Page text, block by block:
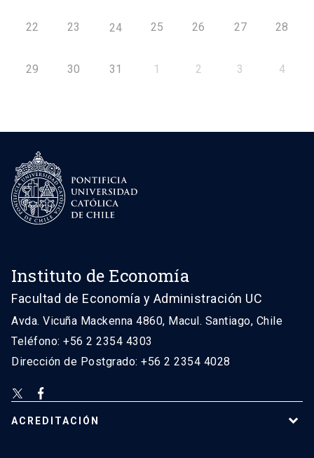
22 23 24 25 26 27 28
29 30 31 1 2 3 4
Instituto de Economía
Facultad de Economía y Administración UC
Avda. Vicuña Mackenna 4860, Macul. Santiago, Chile
Teléfono: +56 2 2354 4303
Dirección de Postgrado: +56 2 2354 4028
ACREDITACIÓN